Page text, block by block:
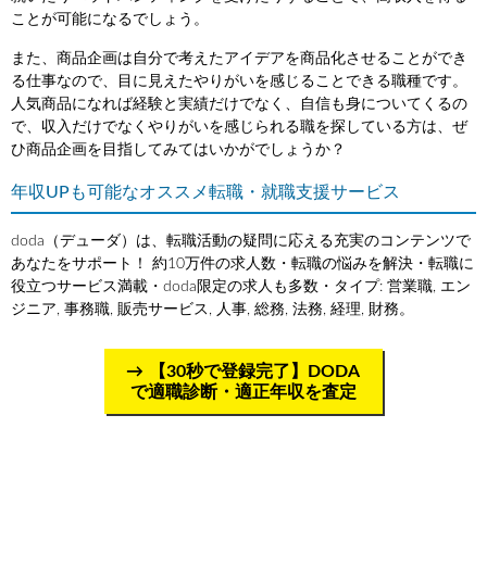
ことが可能になるでしょう。
また、商品企画は自分で考えたアイデアを商品化させることができ
る仕事なので、目に見えたやりがいを感じることできる職種です。
人気商品になれば経験と実績だけでなく、自信も身についてくるの
で、収入だけでなくやりがいを感じられる職を探している方は、ぜ
ひ商品企画を目指してみてはいかがでしょうか？
年収UPも可能なオススメ転職・就職支援サービス
doda（デューダ）は、転職活動の疑問に応える充実のコンテンツで
あなたをサポート！ 約10万件の求人数・転職の悩みを解決・転職に
役立つサービス満載・doda限定の求人も多数・タイプ: 営業職, エン
ジニア, 事務職, 販売サービス, 人事, 総務, 法務, 経理, 財務。
【30秒で登録完了】DODA
で適職診断・適正年収を査定